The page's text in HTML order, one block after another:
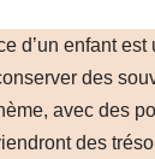
d’un enfant
des
avec des
des